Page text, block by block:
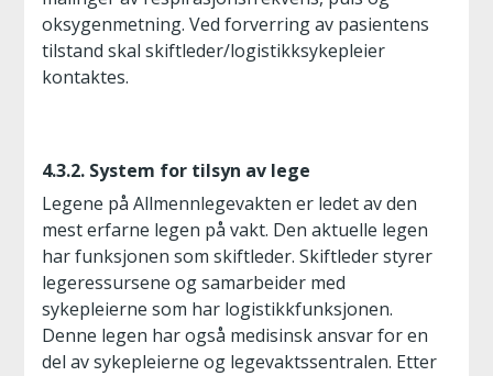
oksygenmetning. Ved forverring av pasientens
tilstand skal skiftleder/logistikksykepleier
kontaktes.
4.3.2. System for tilsyn av lege
Legene på Allmennlegevakten er ledet av den
mest erfarne legen på vakt. Den aktuelle legen
har funksjonen som skiftleder. Skiftleder styrer
legeressursene og samarbeider med
sykepleierne som har logistikkfunksjonen.
Denne legen har også medisinsk ansvar for en
del av sykepleierne og legevaktssentralen. Etter